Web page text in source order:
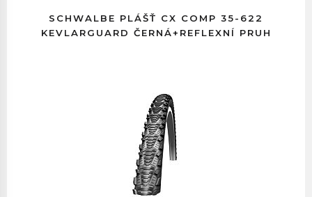
SCHWALBE PLÁŠŤ CX COMP 35-622
KEVLARGUARD ČERNÁ+REFLEXNÍ PRUH